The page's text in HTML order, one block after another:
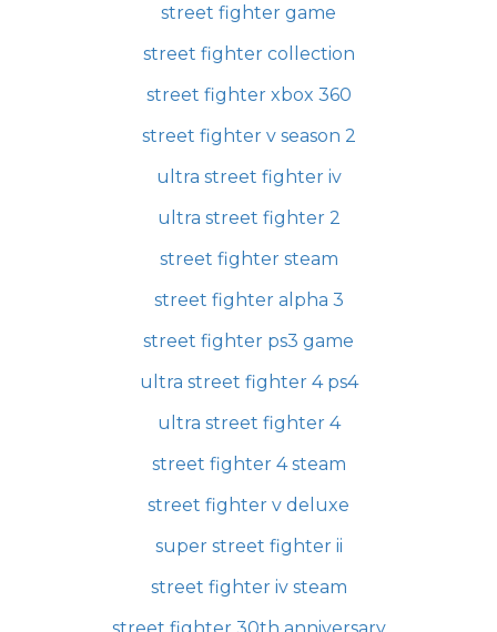
street fighter game
street fighter collection
street fighter xbox 360
street fighter v season 2
ultra street fighter iv
ultra street fighter 2
street fighter steam
street fighter alpha 3
street fighter ps3 game
ultra street fighter 4 ps4
ultra street fighter 4
street fighter 4 steam
street fighter v deluxe
super street fighter ii
street fighter iv steam
street fighter 30th anniversary